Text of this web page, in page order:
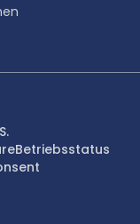
Betriebsstatus